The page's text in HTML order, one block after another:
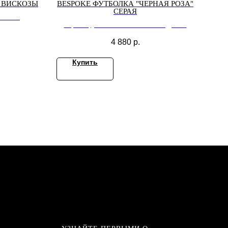
ВИСКОЗЫ
BESPOKE ФУТБОЛКА "ЧЕРНАЯ РОЗА"
СЕРАЯ
4 880 р.
Купить